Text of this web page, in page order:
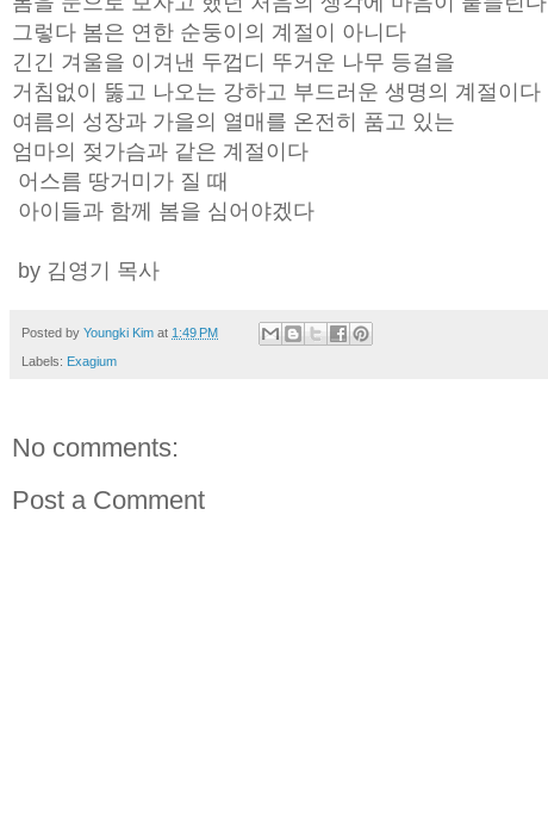
그렇다 봄은 연한 순둥이의 계절이 아니다
긴긴 겨울을 이겨낸 두껍디 뚜거운 나무 등걸을
거침없이 뚫고 나오는 강하고 부드러운 생명의 계절이다
여름의 성장과 가을의 열매를 온전히 품고 있는
엄마의 젖가슴과 같은 계절이다
어스름 땅거미가 질 때
아이들과 함께 봄을 심어야겠다
by 김영기 목사
Posted by Youngki Kim at 1:49 PM
Labels: Exagium
No comments:
Post a Comment